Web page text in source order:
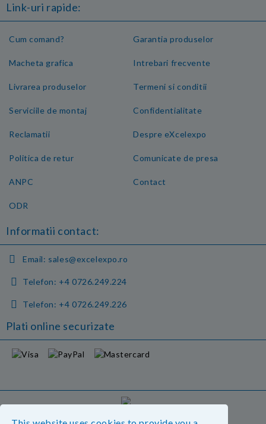
Link-uri rapide:
Cum comand?
Macheta grafica
Livrarea produselor
Serviciile de montaj
Garantia produselor
Intrebari frecvente
Termeni si conditii
Confidentialitate
Reclamatii
Politica de retur
ANPC
ODR
Despre eXcelexpo
Comunicate de presa
Contact
Informatii contact:
Email: sales@excelexpo.ro
Telefon: +4 0726.249.224
Telefon: +4 0726.249.226
Plati online securizate